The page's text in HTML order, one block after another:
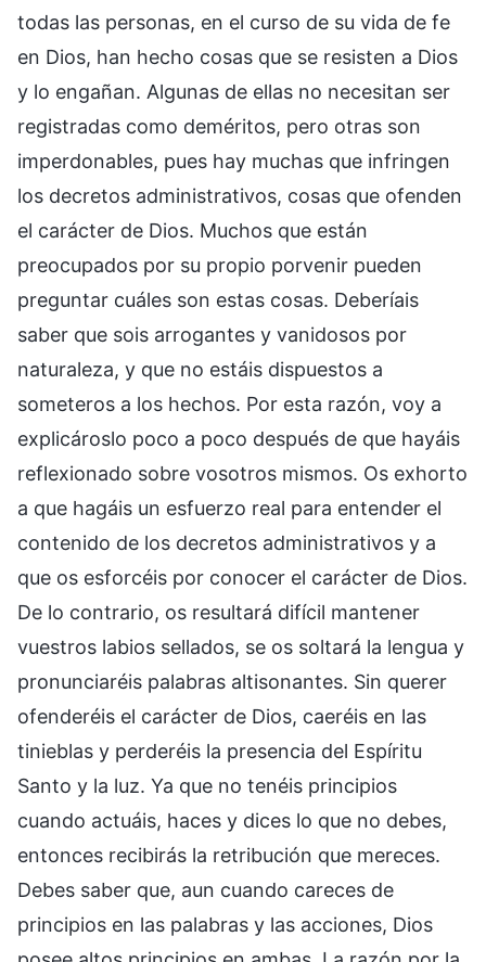
todas las personas, en el curso de su vida de fe
en Dios, han hecho cosas que se resisten a Dios
y lo engañan. Algunas de ellas no necesitan ser
registradas como deméritos, pero otras son
imperdonables, pues hay muchas que infringen
los decretos administrativos, cosas que ofenden
el carácter de Dios. Muchos que están
preocupados por su propio porvenir pueden
preguntar cuáles son estas cosas. Deberíais
saber que sois arrogantes y vanidosos por
naturaleza, y que no estáis dispuestos a
someteros a los hechos. Por esta razón, voy a
explicároslo poco a poco después de que hayáis
reflexionado sobre vosotros mismos. Os exhorto
a que hagáis un esfuerzo real para entender el
contenido de los decretos administrativos y a
que os esforcéis por conocer el carácter de Dios.
De lo contrario, os resultará difícil mantener
vuestros labios sellados, se os soltará la lengua y
pronunciaréis palabras altisonantes. Sin querer
ofenderéis el carácter de Dios, caeréis en las
tinieblas y perderéis la presencia del Espíritu
Santo y la luz. Ya que no tenéis principios
cuando actuáis, haces y dices lo que no debes,
entonces recibirás la retribución que mereces.
Debes saber que, aun cuando careces de
principios en las palabras y las acciones, Dios